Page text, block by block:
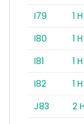
I79
1
I80
1
I81
1
I82
1
J83
2